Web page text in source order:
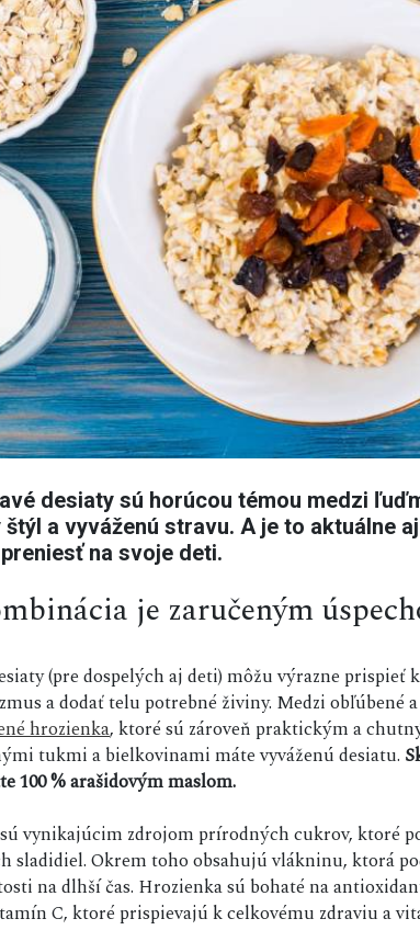
desiaty sú horúcou témou medzi
a vyváženú stravu. A je to aktuálne
na svoje deti.
je zaručeným
(pre dospelých aj deti) môžu výrazne prispieť
a dodať telu potrebné živiny. Medzi obľúbené
hrozienka, ktoré sú zároveň praktickým a
tukmi a bielkovinami máte vyváženú desiatu.
100 % arašidovým maslom.
vynikajúcim zdrojom prírodných cukrov, ktoré
sladidiel. Okrem toho obsahujú vlákninu, ktorá
na dlhší čas. Hrozienka sú bohaté na
C, ktoré prispievajú k celkovému zdraviu a